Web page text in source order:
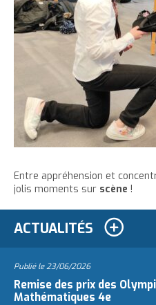
Entre appréhension et
jolis moments sur scène !
ACTUALITÉS
Publié le23/06/2026
Remise des prix des
Mathématiques 4e